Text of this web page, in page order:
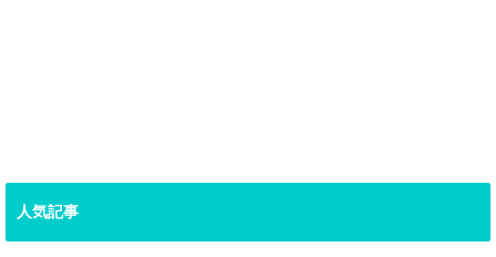
人気記事